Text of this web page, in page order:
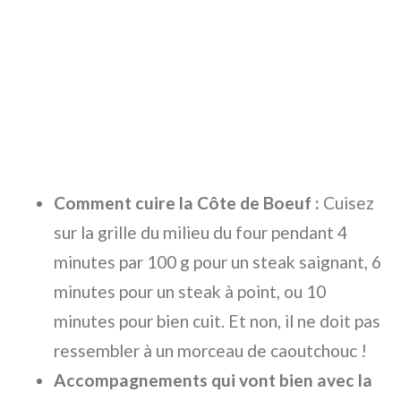
Comment cuire la Côte de Boeuf : Cuisez
sur la grille du milieu du four pendant 4
minutes par 100 g pour un steak saignant, 6
minutes pour un steak à point, ou 10
minutes pour bien cuit. Et non, il ne doit pas
ressembler à un morceau de caoutchouc !
Accompagnements qui vont bien avec la